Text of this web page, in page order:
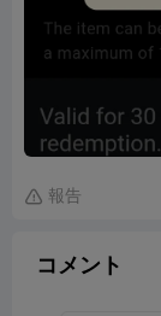
 報告
コメント